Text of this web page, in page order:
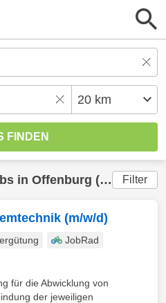
in Offenburg (20 km) gefunden Filter
(m/w/d)
JobRad
für die Abwicklung von
der jeweiligen